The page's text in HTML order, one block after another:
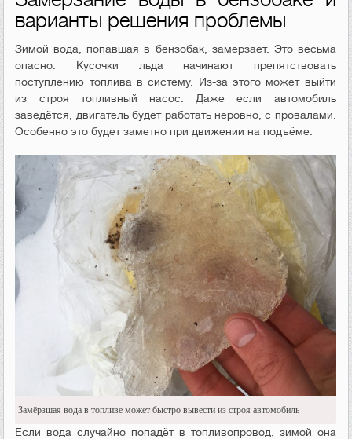
варианты решения проблемы
Зимой вода, попавшая в бензобак, замерзает. Это весьма
опасно. Кусочки льда начинают препятствовать
поступлению топлива в систему. Из-за этого может выйти
из строя топливный насос. Даже если автомобиль
заведётся, двигатель будет работать неровно, с провалами.
Особенно это будет заметно при движении на подъёме.
Замёрзшая вода в топливе может быстро вывести из строя автомобиль
Если вода случайно попадёт в топливопровод, зимой она